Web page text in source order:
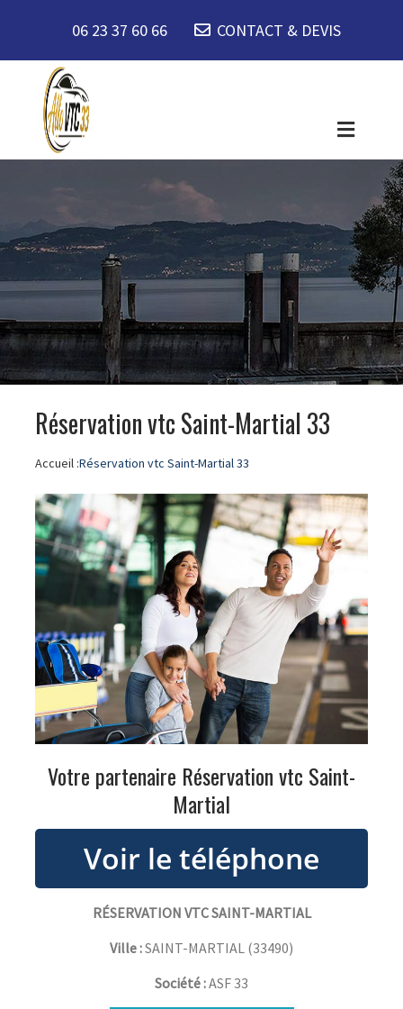
06 23 37 60 66 CONTACT & DEVIS
Réservation vtc Saint-Martial 33
Accueil :Réservation vtc Saint-Martial 33
Votre partenaire Réservation vtc Saint-
Martial
RÉSERVATION VTC SAINT-MARTIAL
Ville :SAINT-MARTIAL (33490)
Société :ASF 33